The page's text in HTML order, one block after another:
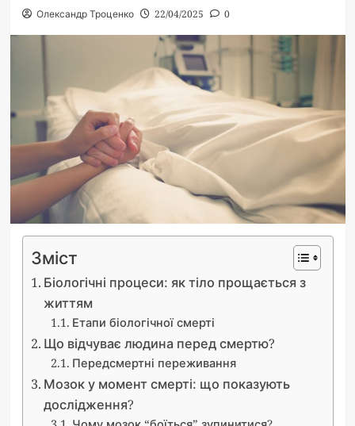
Олександр Троценко 22/04/2025 0
Зміст
Біологічні процеси: як тіло прощається з
життям
Етапи біологічної смерті
Що відчуває людина перед смертю?
Передсмертні переживання
Мозок у момент смерті: що показують
дослідження?